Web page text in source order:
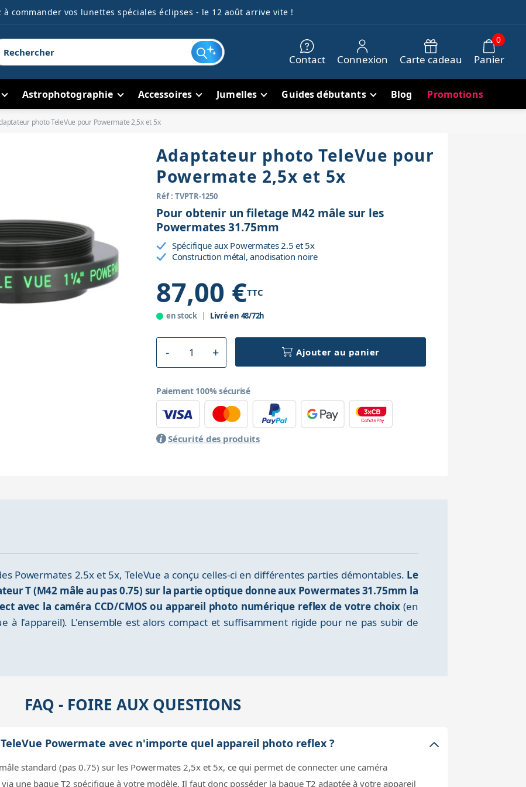
à commander vos lunettes spéciales éclipses - le 12 août arrive vite !
Contact Connexion Carte cadeau Panier
0
Astrophotographie Accessoires Jumelles Guides débutants Blog Promotions
photo TeleVue pour Powermate 2,5x et 5x
Adaptateur photo TeleVue pour
Powermate 2,5x et 5x
Réf : TVPTR-1250
Pour obtenir un filetage M42 mâle sur les
Powermates 31.75mm
Spécifique aux Powermates 2.5 et 5x
Construction métal, anodisation noire
87,00 €TTC
en stock Livré en 48/72h
Ajouter au panier
Paiement 100% sécurisé
Sécurité des produits
Powermates 2.5x et 5x, TeleVue a conçu celles-ci en différentes parties démontables. Le
T (M42 mâle au pas 0.75) sur la partie optique donne aux Powermates 31.75mm la
avec la caméra CCD/CMOS ou appareil photo numérique reflex de votre choix (en
à l'appareil). L'ensemble est alors compact et suffisamment rigide pour ne pas subir de
FAQ - FOIRE AUX QUESTIONS
Powermate avec n'importe quel appareil photo reflex ?
standard (pas 0.75) sur les Powermates 2,5x et 5x, ce qui permet de connecter une caméra
une bague T2 spécifique à votre modèle. Il faut donc posséder la bague T2 adaptée à votre appareil